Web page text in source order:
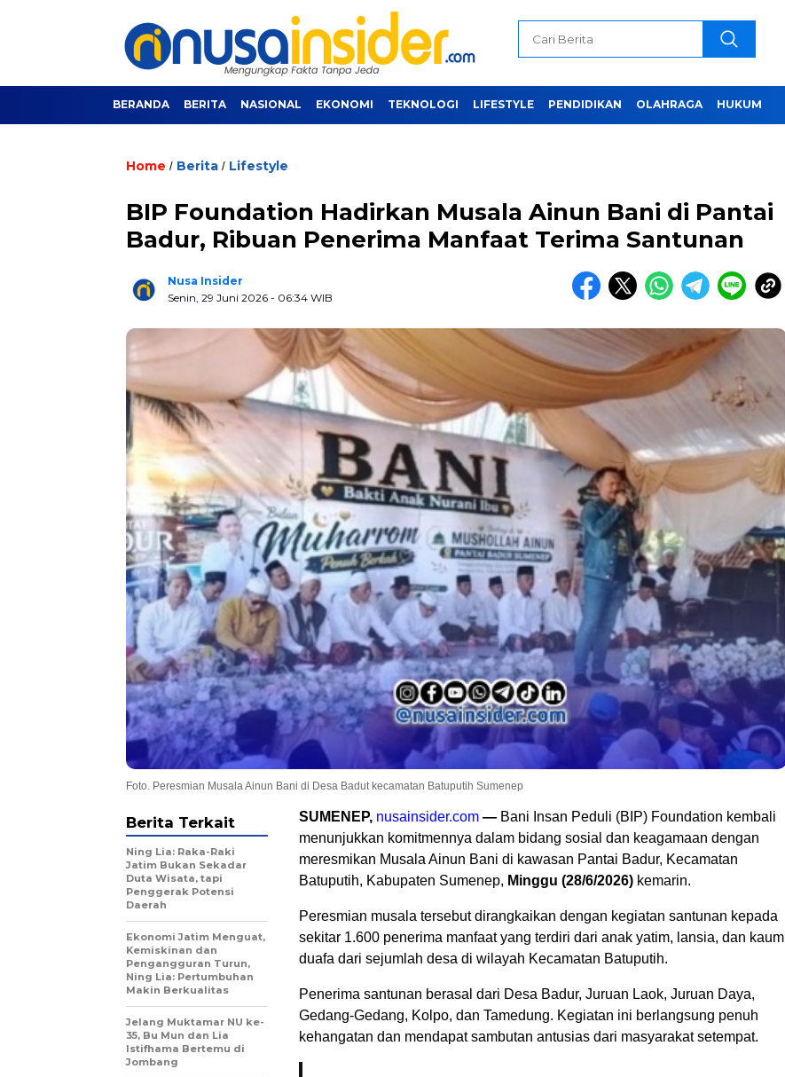
BERANDA BERITA NASIONAL EKONOMI TEKNOLOGI LIFESTYLE PENDIDIKAN OLAHRAGA HUKUM
Home / Berita / Lifestyle
BIP Foundation Hadirkan Musala Ainun Bani di Pantai
Badur, Ribuan Penerima Manfaat Terima Santunan
Nusa Insider
Senin, 29 Juni 2026 - 06:34 WIB
Foto. Peresmian Musala Ainun Bani di Desa Badut kecamatan Batuputih Sumenep
SUMENEP, nusainsider.com — Bani Insan Peduli (BIP) Foundation kembali
menunjukkan komitmennya dalam bidang sosial dan keagamaan dengan
meresmikan Musala Ainun Bani di kawasan Pantai Badur, Kecamatan
Batuputih, Kabupaten Sumenep, Minggu (28/6/2026) kemarin.
Peresmian musala tersebut dirangkaikan dengan kegiatan santunan kepada
sekitar 1.600 penerima manfaat yang terdiri dari anak yatim, lansia, dan kaum
duafa dari sejumlah desa di wilayah Kecamatan Batuputih.
Penerima santunan berasal dari Desa Badur, Juruan Laok, Juruan Daya,
Gedang-Gedang, Kolpo, dan Tamedung. Kegiatan ini berlangsung penuh
kehangatan dan mendapat sambutan antusias dari masyarakat setempat.
Berita Terkait
Ning Lia: Raka-Raki
Jatim Bukan Sekadar
Duta Wisata, tapi
Penggerak Potensi
Daerah
Ekonomi Jatim Menguat,
Kemiskinan dan
Pengangguran Turun,
Ning Lia: Pertumbuhan
Makin Berkualitas
Jelang Muktamar NU ke-
35, Bu Mun dan Lia
Istifhama Bertemu di
Jombang